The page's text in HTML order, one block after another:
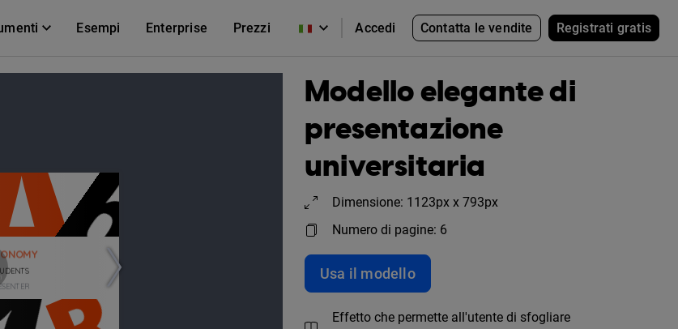
Esempi Enterprise Prezzi Accedi Contatta le vendite Registrati gratis
Modello elegante di
presentazione
universitaria
Dimensione: 1123px x 793px
Numero di pagine: 6
Usa il modello
Effetto che permette all'utente di sfogliare